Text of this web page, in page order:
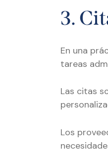
3.
En una
tareas
Las citas
Los